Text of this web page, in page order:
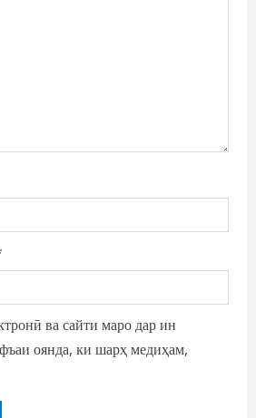
ва сайти маро дар ин
оянда, ки шарҳ медиҳам,